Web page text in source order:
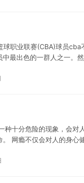
职业联赛(CBA)球员cba
中最出色的一群人之一。
种十分危险的现象，会
。 网瘾不仅会对人的身心